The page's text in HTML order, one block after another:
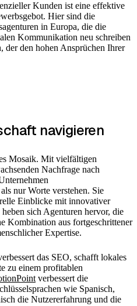
Kunden ist eine effektive
Hier sind die
in Europa, die die
Kommunikation neu schreiben
der den hohen Ansprüchen Ihrer
navigieren
Mosaik. Mit vielfältigen
Nachfrage nach
nur Worte verstehen. Sie
Einblicke mit innovativer
sich Agenturen hervor, die
Kombination aus fortgeschrittener
Expertise.
das SEO, schafft lokales
zu einem profitablen
verbessert die
wie Spanisch,
die Nutzererfahrung und die